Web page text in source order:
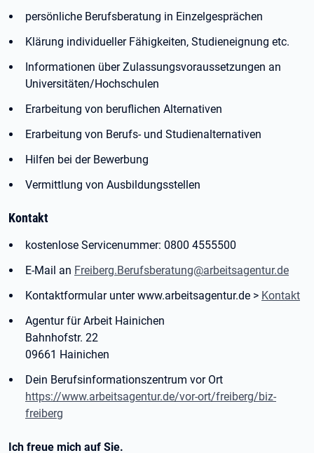
persönliche Berufsberatung in Einzelgesprächen
Klärung individueller Fähigkeiten, Studieneignung etc.
Informationen über Zulassungsvoraussetzungen an
Universitäten/Hochschulen
Erarbeitung von beruflichen Alternativen
Erarbeitung von Berufs- und Studienalternativen
Hilfen bei der Bewerbung
Vermittlung von Ausbildungsstellen
Kontakt
kostenlose Servicenummer: 0800 4555500
E-Mail an Freiberg.Berufsberatung@arbeitsagentur.de
Kontaktformular unter www.arbeitsagentur.de > Kontakt
Agentur für Arbeit Hainichen
Bahnhofstr. 22
09661 Hainichen
Dein Berufsinformationszentrum vor Ort
https://www.arbeitsagentur.de/vor-ort/freiberg/biz-
freiberg
Ich freue mich auf Sie.